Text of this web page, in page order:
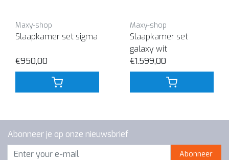
Maxy-shop
Slaapkamer set sigma
€950,00
Maxy-shop
Slaapkamer set
galaxy wit
€1.599,00
Abonneer je op onze nieuwsbrief
Abonneer